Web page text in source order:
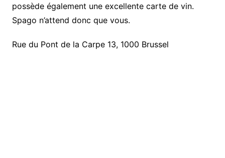
possède également une excellente carte de vin.
Spago n’attend donc que vous.
Rue du Pont de la Carpe 13, 1000 Brussel